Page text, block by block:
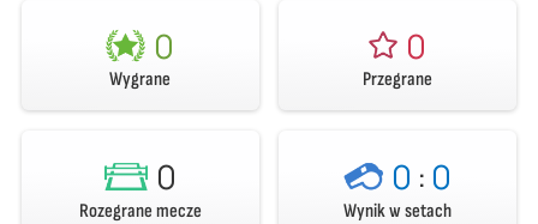
0
Wygrane
0
Przegrane
0
Rozegrane mecze
0 : 0
Wynik w setach